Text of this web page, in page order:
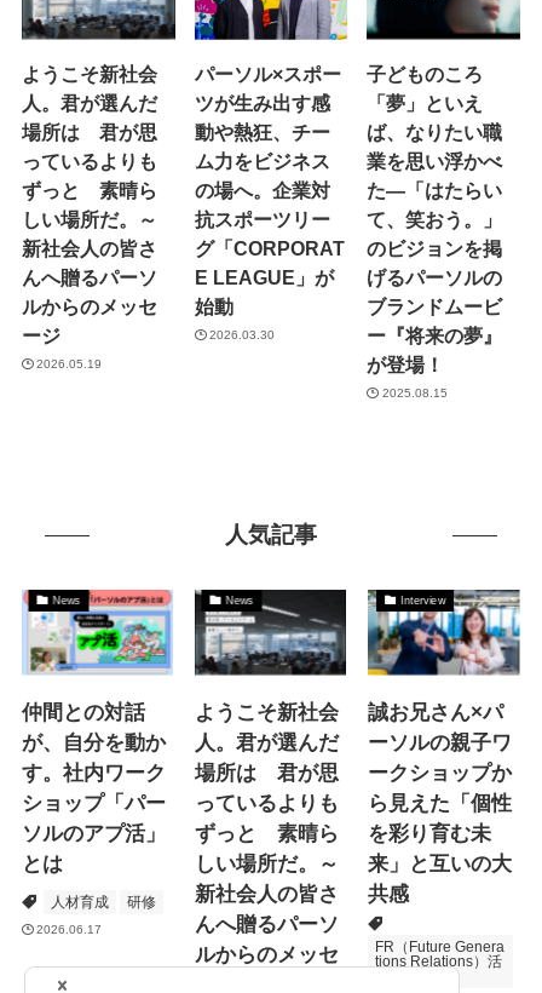
ようこそ新社会
人。君が選んだ
場所は 君が思
っているよりも
ずっと 素晴ら
しい場所だ。～
新社会人の皆さ
んへ贈るパーソ
ルからのメッセ
ージ
2026.05.19
パーソル×スポー
ツが生み出す感
動や熱狂、チー
ム力をビジネス
の場へ。企業対
抗スポーツリー
グ「CORPORAT
E LEAGUE」が
始動
2026.03.30
子どものころ
「夢」といえ
ば、なりたい職
業を思い浮かべ
た―「はたらい
て、笑おう。」
のビジョンを掲
げるパーソルの
ブランドムービ
ー『将来の夢』
が登場！
2025.08.15
人気記事
News
仲間との対話
が、自分を動か
す。社内ワーク
ショップ「パー
ソルのアプ活」
とは
人材育成 研修
2026.06.17
News
ようこそ新社会
人。君が選んだ
場所は 君が思
っているよりも
ずっと 素晴ら
しい場所だ。～
新社会人の皆さ
んへ贈るパーソ
ルからのメッセ
Interview
誠お兄さん×パ
ーソルの親子ワ
ークショップか
ら見えた「個性
を彩り育む未
来」と互いの大
共感
FR（Future Genera
tions Relations）活